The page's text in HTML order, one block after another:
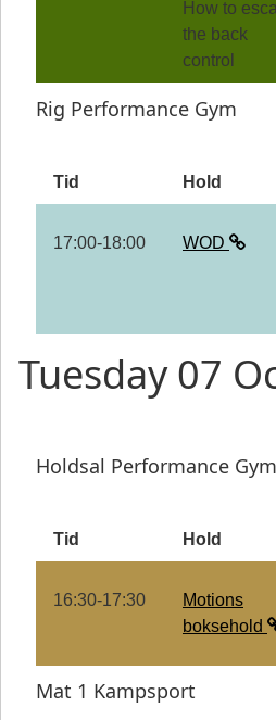
How to
the back
control
Rig Performance Gym
Tid Hold
17:00-18:00 WOD
Tuesday 07
Holdsal Performance Gym
Tid Hold
16:30-17:30
Motions
boksehold
Mat 1 Kampsport